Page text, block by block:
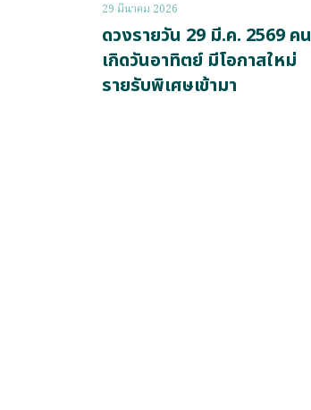
29 มีนาคม 2026
ดวงรายวัน 29 มี.ค. 2569 คน
เกิดวันอาทิตย์ มีโอกาสใหม่
รายรับพิเศษเข้ามา